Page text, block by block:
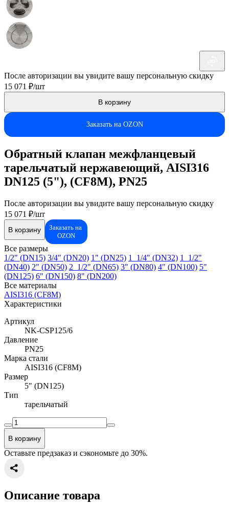
После авторизации вы увидите вашу персональную скидку
15 071 ₽/шт
В корзину
Заказать на OZON
Обратный клапан межфланцевый
тарельчатый нержавеющий, AISI316
DN125 (5"), (CF8M), PN25
После авторизации вы увидите вашу персональную скидку
15 071 ₽/шт
В корзину
Заказать на
OZON
Все размеры
1/2" (DN15) 3/4" (DN20) 1" (DN25) 1_1/4" (DN32) 1_1/2"
(DN40) 2" (DN50) 2_1/2" (DN65) 3" (DN80) 4" (DN100) 5"
(DN125) 6" (DN150) 8" (DN200)
Все материалы
AISI316 (CF8M)
Характеристики
Артикул
NK-CSP125/6
Давление
PN25
Марка стали
AISI316 (CF8M)
Размер
5" (DN125)
Тип
тарельчатый
В корзину
Оставьте предзаказ и сэкономьте до 30%.
Описание товара